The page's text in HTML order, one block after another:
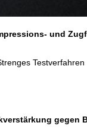
und
Testverfahren
gegen